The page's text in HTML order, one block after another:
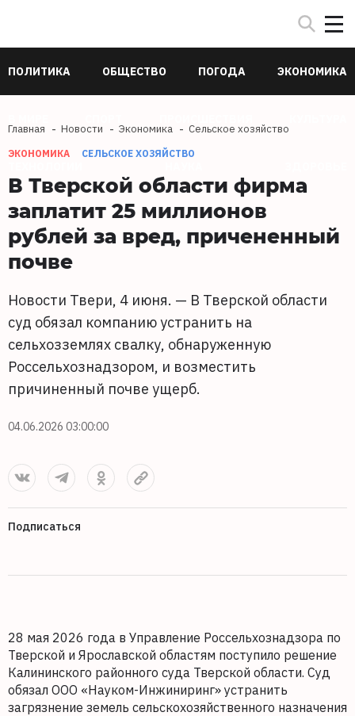
ПОЛИТИКА ОБЩЕСТВО ПОГОДА ЭКОНОМИКА
Главная Новости Экономика Сельское хозяйство
ЭКОНОМИКА СЕЛЬСКОЕ ХОЗЯЙСТВО
В Тверской области фирма
заплатит 25 миллионов
рублей за вред, причененный
почве
Новости Твери, 4 июня. — В Тверской области
суд обязал компанию устранить на
сельхозземлях свалку, обнаруженную
Россельхознадзором, и возместить
причиненный почве ущерб.
04.06.2026 03:00:00
Подписаться
28 мая 2026 года в Управление Россельхознадзора по
Тверской и Ярославской областям поступило решение
Калининского районного суда Тверской области. Суд
обязал ООО «Науком-Инжиниринг» устранить
загрязнение земель сельскохозяйственного назначения